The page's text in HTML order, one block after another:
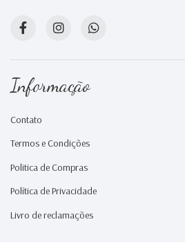
Informação
Contato
Termos e Condições
Politica de Compras
Política de Privacidade
Livro de reclamações